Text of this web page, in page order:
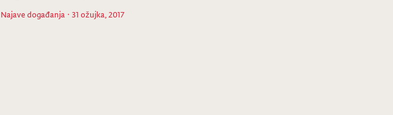
Najave događanja · 31 ožujka, 2017